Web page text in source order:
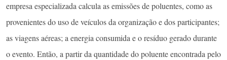
empresa especializada calcula as emissões de poluentes, como as
provenientes do uso de veículos da organização e dos participantes;
as viagens aéreas; a energia consumida e o resíduo gerado durante
o evento. Então, a partir da quantidade do poluente encontrada pelo